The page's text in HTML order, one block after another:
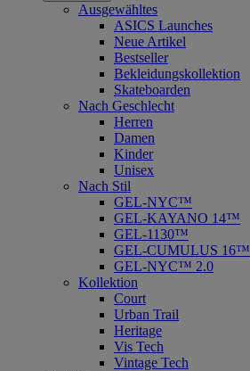
Ausgewähltes
ASICS Launches
Neue Artikel
Bestseller
Bekleidungskollektion
Skateboarden
Nach Geschlecht
Herren
Damen
Kinder
Unisex
Nach Stil
GEL-NYC™
GEL-KAYANO 14™
GEL-1130™
GEL-CUMULUS 16™
GEL-NYC™ 2.0
Kollektion
Court
Urban Trail
Heritage
Vis Tech
Vintage Tech